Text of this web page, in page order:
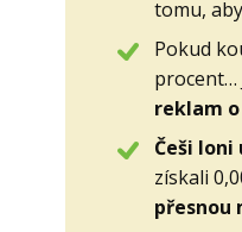
tomu,
Pokud
procent…
reklam o
Češi
získali
přesnou